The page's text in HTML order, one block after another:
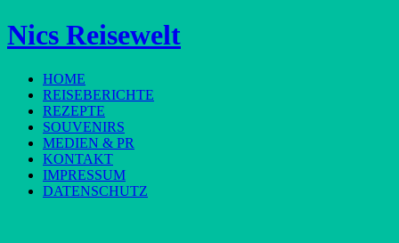
Nics Reisewelt
HOME
REISEBERICHTE
REZEPTE
SOUVENIRS
MEDIEN & PR
KONTAKT
IMPRESSUM
DATENSCHUTZ